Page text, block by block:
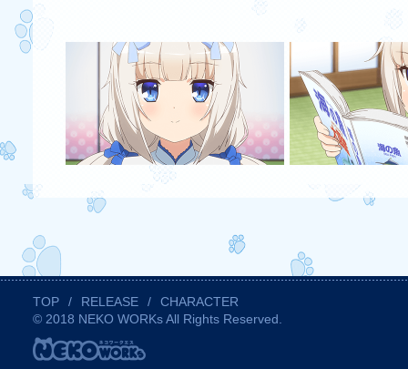
TOP / RELEASE /
CHARACTER
© 2018 NEKO WORKs All Rights Reserved.